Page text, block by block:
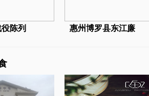
陈列 惠州博罗县东江廉